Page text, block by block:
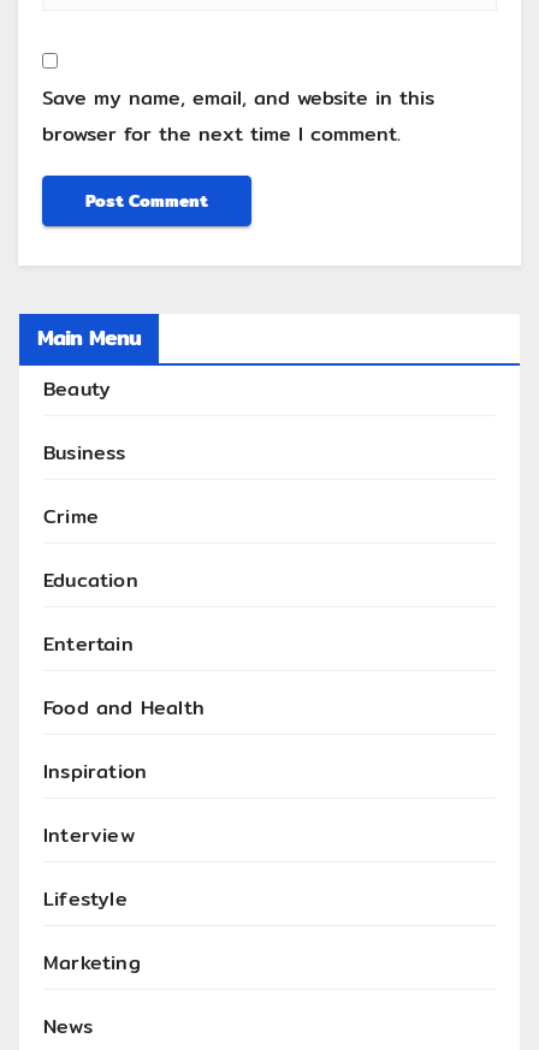
Save my name, email, and website in this
browser for the next time I comment.
Main Menu
Beauty
Business
Crime
Education
Entertain
Food and Health
Inspiration
Interview
Lifestyle
Marketing
News